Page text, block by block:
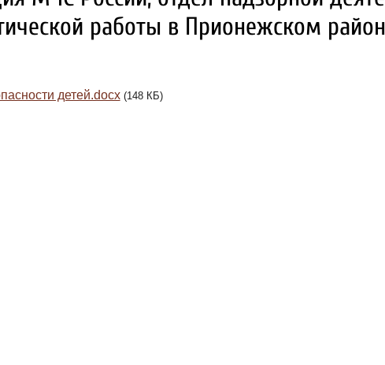
работы в Прионежском
детей.docx (148 КБ)